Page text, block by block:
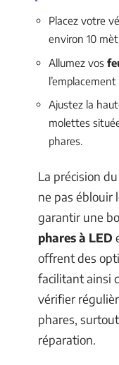
Placez votre
environ 10
Allumez vos
Ajustez la
molettes
phares.
La précision
ne pas éblouir
garantir une
phares à LED
offrent des
facilitant ainsi
vérifier
phares,
réparation.